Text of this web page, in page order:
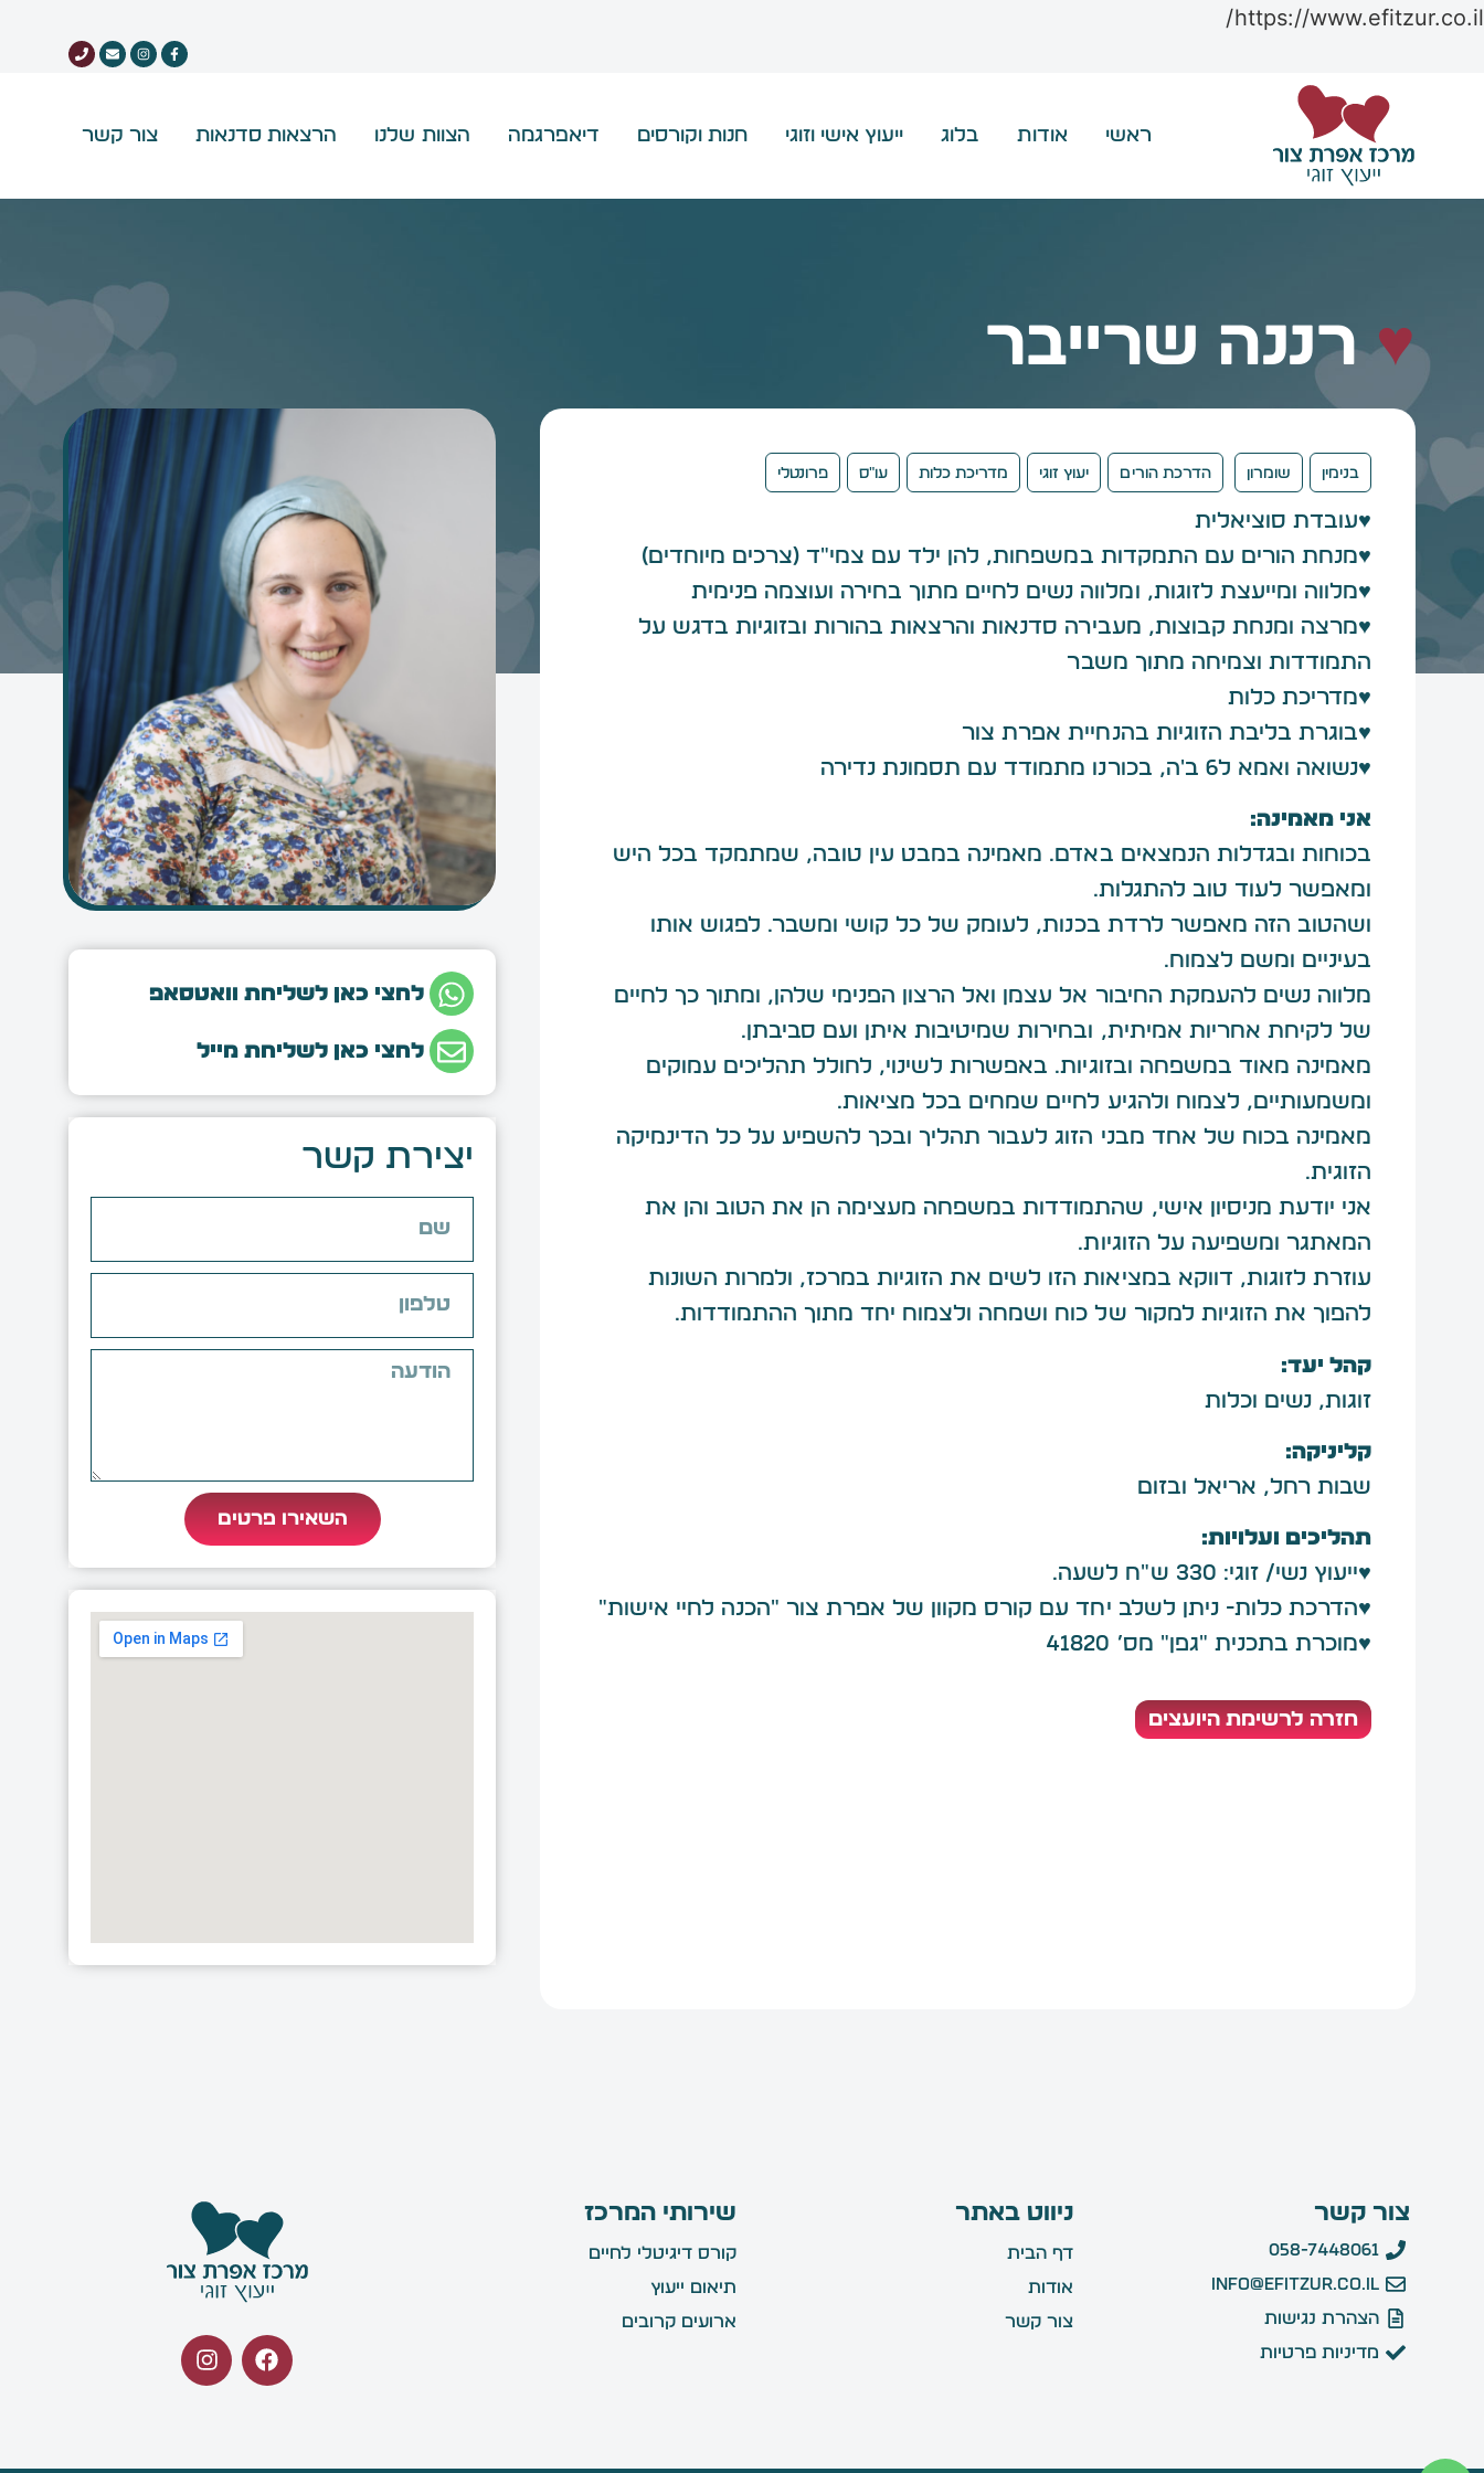
https://www.efitzur.co.il/
ראשי אודות בלוג ייעוץ אישי וזוגי חנות וקורסים דיאפרגמה הצוות שלנו הרצאות סדנאות צור קשר
♥רננה שרייבר
בנימין שומרון הדרכת הורים יעוץ זוגי מדריכת כלות עו״ס פרונטלי
♥עובדת סוציאלית
♥מנחת הורים עם התמקדות במשפחות, להן ילד עם צמי"ד (צרכים מיוחדים)
♥מלווה ומייעצת לזוגות, ומלווה נשים לחיים מתוך בחירה ועוצמה פנימית
♥מרצה ומנחת קבוצות, מעבירה סדנאות והרצאות בהורות ובזוגיות בדגש על
התמודדות וצמיחה מתוך משבר
♥מדריכת כלות
♥בוגרת בליבת הזוגיות בהנחיית אפרת צור
♥נשואה ואמא ל6 ב'ה, בכורנו מתמודד עם תסמונת נדירה
אני מאמינה:
בכוחות ובגדלות הנמצאים באדם. מאמינה במבט עין טובה, שמתמקד בכל היש
ומאפשר לעוד טוב להתגלות.
ושהטוב הזה מאפשר לרדת בכנות, לעומק של כל קושי ומשבר. לפגוש אותו
בעיניים ומשם לצמוח.
מלווה נשים להעמקת החיבור אל עצמן ואל הרצון הפנימי שלהן, ומתוך כך לחיים
של לקיחת אחריות אמיתית, ובחירות שמיטיבות איתן ועם סביבתן.
מאמינה מאוד במשפחה ובזוגיות. באפשרות לשינוי, לחולל תהליכים עמוקים
ומשמעותיים, לצמוח ולהגיע לחיים שמחים בכל מציאות.
מאמינה בכוח של אחד מבני הזוג לעבור תהליך ובכך להשפיע על כל הדינמיקה
הזוגית.
אני יודעת מניסיון אישי, שהתמודדות במשפחה מעצימה הן את הטוב והן את
המאתגר ומשפיעה על הזוגיות.
עוזרת לזוגות, דווקא במציאות הזו לשים את הזוגיות במרכז, ולמרות השונות
להפוך את הזוגיות למקור של כוח ושמחה ולצמוח יחד מתוך ההתמודדות.
קהל יעד:
זוגות, נשים וכלות
קליניקה:
שבות רחל, אריאל ובזום
תהליכים ועלויות:
♥ייעוץ נשי/ זוגי: 330 ש"ח לשעה.
♥הדרכת כלות- ניתן לשלב יחד עם קורס מקוון של אפרת צור ״הכנה לחיי אישות״
♥מוכרת בתכנית ״גפן״ מס׳ 41820
חזרה לרשימת היועצים
לחצי כאן לשליחת וואטסאפ
לחצי כאן לשליחת מייל
יצירת קשר
השאירו פרטים
צור קשר
058-7448061
info@efitzur.co.il
הצהרת נגישות
מדיניות פרטיות
ניווט באתר
דף הבית
אודות
צור קשר
שירותי המרכז
קורס דיגיטלי לחיים
תיאום ייעוץ
ארועים קרובים